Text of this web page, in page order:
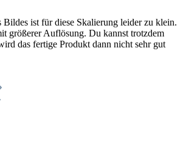
ist für diese Skalierung leider zu klein.
größerer Auflösung. Du kannst trotzdem
das fertige Produkt dann nicht sehr gut